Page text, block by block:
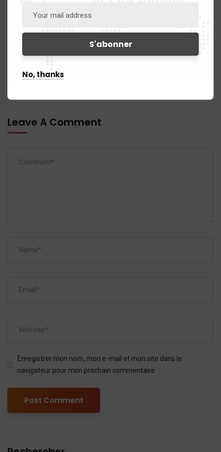
Next Post
Signature protocole d’accord
CEDRES – IPA
Leave A Comment
Enregistrer mon nom, mon e-mail et mon site dans le
navigateur pour mon prochain commentaire.
No, thanks